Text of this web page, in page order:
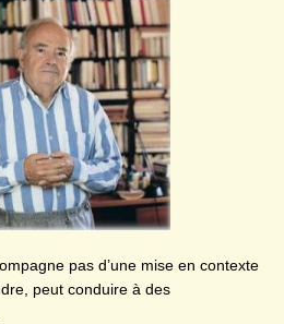
pas d’une mise en contexte
peut conduire à des